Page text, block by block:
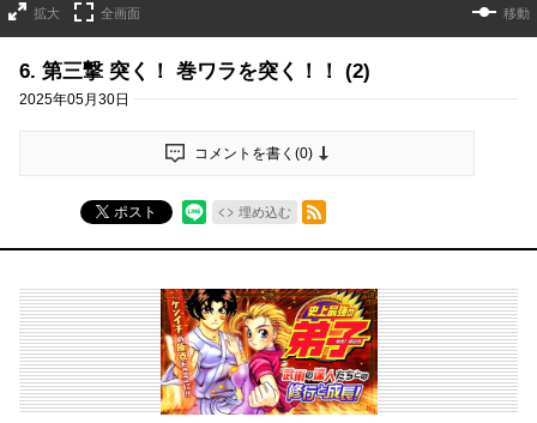
拡大 全画面 移動
6. 第三撃 突く！ 巻ワラを突く！！ (2)
2025年05月30日
コメントを書く(0)
ポスト 埋め込む
RSSフィード